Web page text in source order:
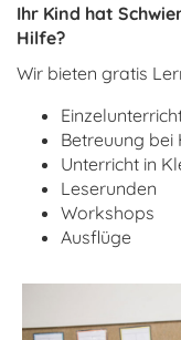
Ihr Kind hat
Hilfe?
Wir bieten gratis
Betreuung bei
Unterricht in
Leserunden
Workshops
Ausflüge